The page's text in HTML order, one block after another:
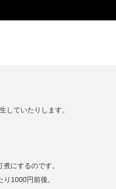
していたりします。
にするのです。
1000円前後。